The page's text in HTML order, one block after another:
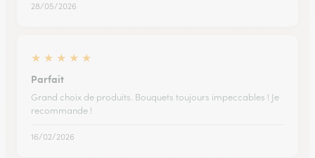
28/05/2026
★ ★ ★ ★ ★
Parfait
Grand choix de produits. Bouquets toujours impeccables ! Je
recommande !
16/02/2026